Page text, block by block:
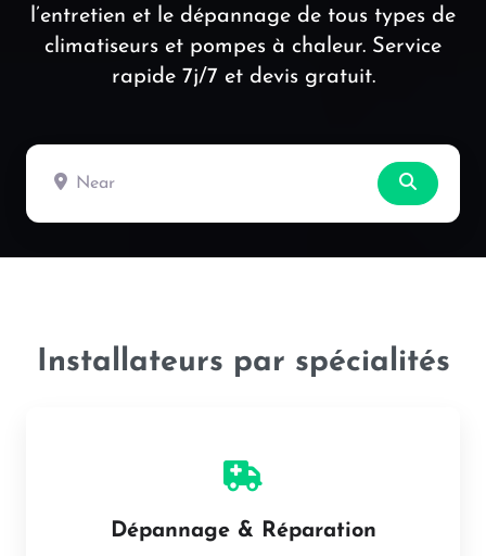
l’entretien et le dépannage de tous types de
climatiseurs et pompes à chaleur. Service
rapide 7j/7 et devis gratuit.
Search
Installateurs par spécialités
Dépannage & Réparation